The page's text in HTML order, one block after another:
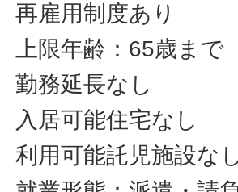
再雇用制度あり
上限年齢：65歳まで
勤務延長なし
入居可能住宅なし
利用可能託児施設な